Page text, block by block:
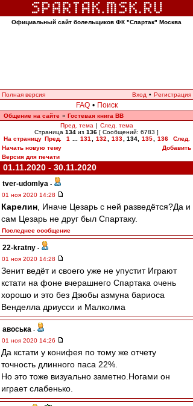
Официальный сайт болельщиков ФК "Спартак" Москва
Полная версия Вход • Регистрация
FAQ • Поиск
Общение на сайте » Гостевая книга ВВ
Пред. тема | След. тема
Страница 134 из 136 [ Сообщений: 6783 ]
На страницу Пред. 1 131 132 133 134, 135 136
След.
Начать новую тему
Добавить
Версия для печати
01.11.2020 - 30.11.2020
tver-udomlya -
01 ноя 2020 14:28
Карелин , Иначе Цезарь с ней разведётся?Да и
сам Цезарь не друг был Спартаку.
Последнее сообщение
22-kratny -
01 ноя 2020 14:28
Зенит ведёт и своего уже не упустит Играют
кстати на фоне вчерашнего Спартака очень
хорошо и это без Дзюбы азмуна бариоса
Венделла дриусси и Малколма
авоська -
01 ноя 2020 14:26
Да кстати у конифея по тому же отчету
точность длинного паса 22%.
Но это тоже визуально заметно.Ногами он
играет слабенько.